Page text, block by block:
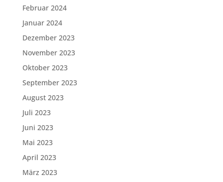
Februar 2024
Januar 2024
Dezember 2023
November 2023
Oktober 2023
September 2023
August 2023
Juli 2023
Juni 2023
Mai 2023
April 2023
März 2023